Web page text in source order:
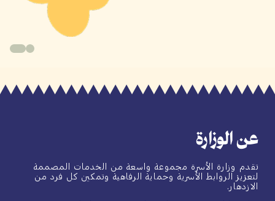
عن الوزارة
تقدم وزارة الأسرة مجموعة واسعة من الخدمات المصممة
لتعزيز الروابط الأسرية وحماية الرفاهية وتمكين كل فرد من
الازدهار.